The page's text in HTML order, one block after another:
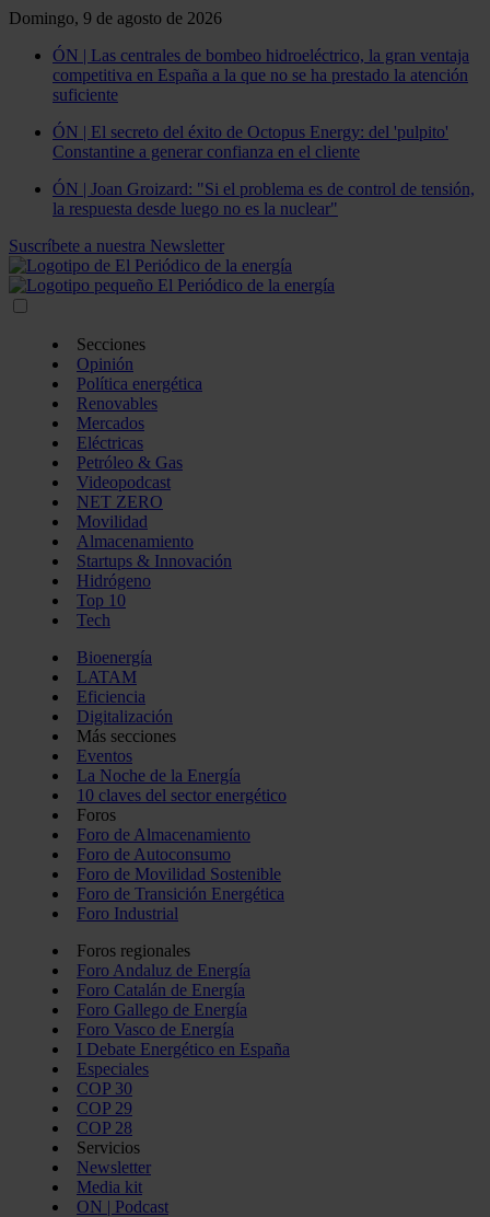
Domingo, 9 de agosto de 2026
ÓN | Las centrales de bombeo hidroeléctrico, la gran ventaja
competitiva en España a la que no se ha prestado la atención
suficiente
ÓN | El secreto del éxito de Octopus Energy: del 'pulpito'
Constantine a generar confianza en el cliente
ÓN | Joan Groizard: "Si el problema es de control de tensión,
la respuesta desde luego no es la nuclear"
Suscríbete a nuestra Newsletter
Secciones
Opinión
Política energética
Renovables
Mercados
Eléctricas
Petróleo & Gas
Videopodcast
NET ZERO
Movilidad
Almacenamiento
Startups & Innovación
Hidrógeno
Top 10
Tech
Bioenergía
LATAM
Eficiencia
Digitalización
Más secciones
Eventos
La Noche de la Energía
10 claves del sector energético
Foros
Foro de Almacenamiento
Foro de Autoconsumo
Foro de Movilidad Sostenible
Foro de Transición Energética
Foro Industrial
Foros regionales
Foro Andaluz de Energía
Foro Catalán de Energía
Foro Gallego de Energía
Foro Vasco de Energía
I Debate Energético en España
Especiales
COP 30
COP 29
COP 28
Servicios
Newsletter
Media kit
ON | Podcast